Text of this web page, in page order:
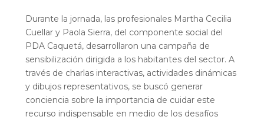
Durante la jornada, las profesionales Martha Cecilia
Cuellar y Paola Sierra, del componente social del
PDA Caquetá, desarrollaron una campaña de
sensibilización dirigida a los habitantes del sector. A
través de charlas interactivas, actividades dinámicas
y dibujos representativos, se buscó generar
conciencia sobre la importancia de cuidar este
recurso indispensable en medio de los desafíos